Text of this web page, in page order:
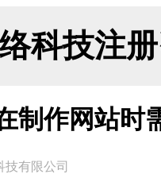
科技注
制作网站时
有限公司